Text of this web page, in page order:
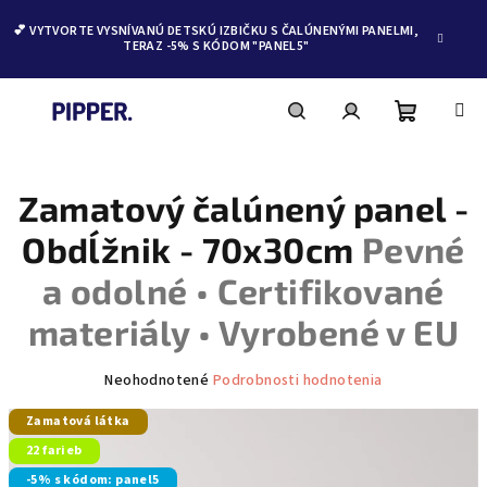
obsah
💕 VYTVORTE VYSNÍVANÚ DETSKÚ IZBIČKU S ČALÚNENÝMI PANELMI,
TERAZ -5% S KÓDOM "PANEL5"
košík
Zamatový čalúnený panel -
Obdĺžnik - 70x30cm Pevné
a odolné • Certifikované
materiály • Vyrobené v EU
produktu
je
0,0
Neohodnotené Podrobnosti hodnotenia
Zamatová látka
22 farieb
-5% s kódom: panel5